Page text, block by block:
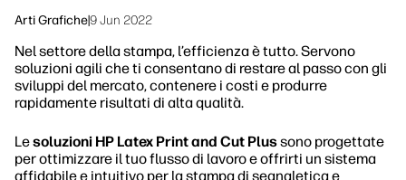
Arti Grafiche|9 Jun 2022
Nel settore della stampa, l’efficienza è tutto. Servono
soluzioni agili che ti consentano di restare al passo con gli
sviluppi del mercato, contenere i costi e produrre
rapidamente risultati di alta qualità.
Lesoluzioni HP Latex Print and Cut Plussono progettate
per ottimizzare il tuo flusso di lavoro e offrirti un sistema
affidabile e intuitivo per la stampa di segnaletica e